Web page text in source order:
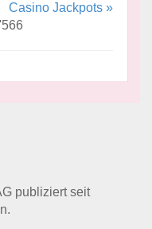
Casino Jackpots »
publiziert seit